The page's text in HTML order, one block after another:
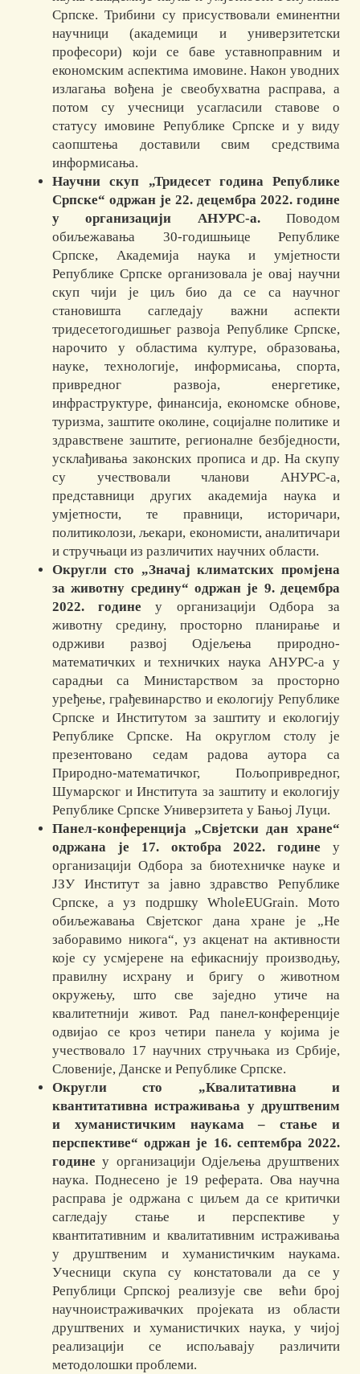
Српске. Трибини су присуствовали еминентни
научници (академици и универзитетски
професори) који се баве уставноправним и
економским аспектима имовине. Након уводних
излагања вођена је свеобухватна расправа, а
потом су учесници усагласили ставове о
статусу имовине Републике Српске и у виду
саопштења доставили свим средствима
информисања.
Научни скуп „Тридесет година Републике
Српске“ одржан је 22. децембра 2022. године
у организацији АНУРС-а.Поводом
обиљежавања 30-годишњице Републике
Српске, Академија наука и умјетности
Републике Српске организовала је овај научни
скуп чији је циљ био да се са научног
становишта сагледају важни аспекти
тридесетогодишњег развоја Републике Српске,
нарочито у областима културе, образовања,
науке, технологије, информисања, спорта,
привредног развоја, енергетике,
инфраструктуре, финансија, економске обнове,
туризма, заштите околине, социјалне политике и
здравствене заштите, регионалне безбједности,
усклађивања законских прописа и др. На скупу
су учествовали чланови АНУРС-а,
представници других академија наука и
умјетности, те правници, историчари,
политиколози, љекари, економисти, аналитичари
и стручњаци из различитих научних области.
Округли сто „Значај климатских промјена
за животну средину“ одржан је 9. децембра
2022. године у организацији Одбора за
животну средину, просторно планирање и
одрживи развој Одјељења природно-
математичких и техничких наука АНУРС-а у
сарадњи са Министарством за просторно
уређење, грађевинарство и екологију Републике
Српске и Институтом за заштиту и екологију
Републике Српске. На округлом столу је
презентовано седам радова аутора са
Природно-математичког, Пољопривредног,
Шумарског и Института за заштиту и екологију
Републике Српске Универзитета у Бањој Луци.
Панел-конференција „Свјетски дан хране“
одржана је 17. октобра 2022. године у
организацији Одбора за биотехничке науке и
ЈЗУ Институт за јавно здравство Републике
Српске, а уз подршку WholeEUGrain. Мото
обиљежавања Свјетског дана хране је „Не
заборавимо никога“, уз акценат на активности
које су усмјерене на ефикаснију производњу,
правилну исхрану и бригу о животном
окружењу, што све заједно утиче на
квалитетнији живот. Рад панел-конференције
одвијао се кроз четири панела у којима је
учествовало 17 научних стручњака из Србије,
Словеније, Данске и Републике Српске.
Округли сто „Квалитативна и
квантитативна истраживања у друштвеним
и хуманистичким наукама – стање и
перспективе“ одржан је 16. септембра 2022.
годинеу организацији Одјељења друштвених
наука. Поднесено је 19 реферата. Ова научна
расправа је одржана с циљем да се критички
сагледају стање и перспективе у
квантитативним и квалитативним истраживања
у друштвеним и хуманистичким наукама.
Учесници скупа су констатовали да се у
Републици Српској реализује све већи број
научно­ис­тра­жи­вач­ких пројеката из области
друштвених и хуманистичких наука, у чијој
реализацији се испољавају различити
методолошки проблеми.